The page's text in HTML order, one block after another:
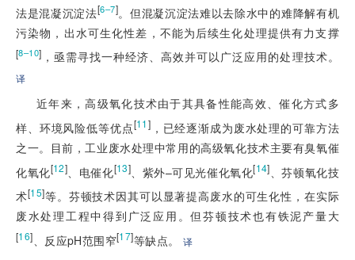
法是混凝沉淀法[6–7]。但混凝沉淀法难以去除水中的难降解有机
污染物，出水可生化性差，不能为后续生化处理提供有力支撑
[8–10] ，亟需寻找一种经济、高效并可以广泛应用的处理技术。
译
近年来，高级氧化技术由于其具备性能高效、催化方式多
样、环境风险低等优点[11] ，已经逐渐成为废水处理的可靠方法
之一。目前，工业废水处理中常用的高级氧化技术主要有臭氧催
化氧化[12] 、电催化[13] 、紫外–可见光催化氧化[14]
、芬顿氧化技
术[15]等。芬顿技术因其可以显著提高废水的可生化性，在实际
废水处理工程中得到广泛应用。但芬顿技术也有铁泥产量大
[16] 、反应pH范围窄[17]等缺点。 译